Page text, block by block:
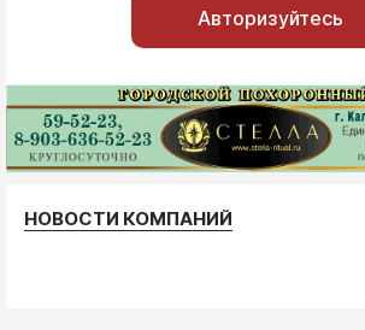
Авторизуйтесь
НОВОСТИ КОМПАНИЙ